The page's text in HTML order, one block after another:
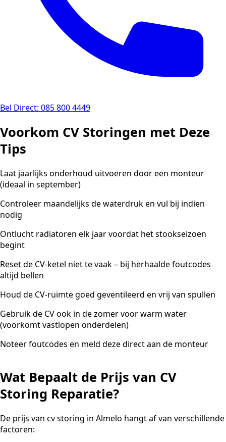
Bel Direct: 085 800 4449
Voorkom CV Storingen met Deze
Tips
Laat jaarlijks onderhoud uitvoeren door een monteur
(ideaal in september)
Controleer maandelijks de waterdruk en vul bij indien
nodig
Ontlucht radiatoren elk jaar voordat het stookseizoen
begint
Reset de CV-ketel niet te vaak – bij herhaalde foutcodes
altijd bellen
Houd de CV-ruimte goed geventileerd en vrij van spullen
Gebruik de CV ook in de zomer voor warm water
(voorkomt vastlopen onderdelen)
Noteer foutcodes en meld deze direct aan de monteur
Wat Bepaalt de Prijs van CV
Storing Reparatie?
De prijs van cv storing in Almelo hangt af van verschillende
factoren: